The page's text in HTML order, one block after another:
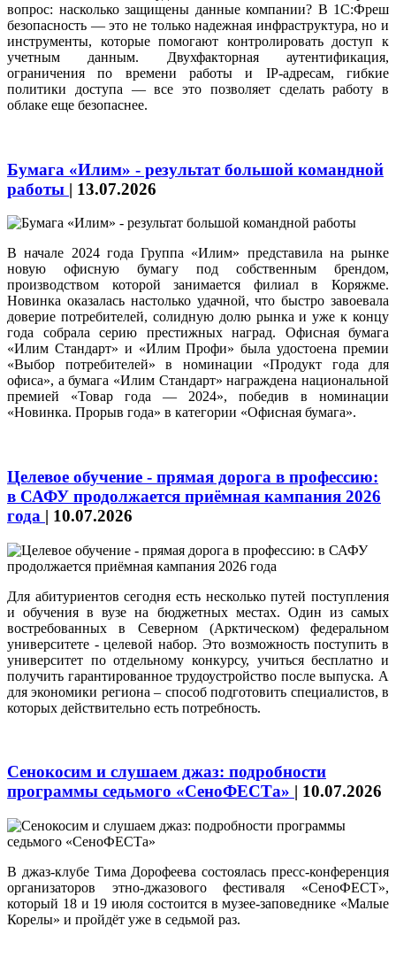
вопрос: насколько защищены данные компании? В 1С:Фреш
безопасность — это не только надежная инфраструктура, но и
инструменты, которые помогают контролировать доступ к
учетным данным. Двухфакторная аутентификация,
ограничения по времени работы и IP-адресам, гибкие
политики доступа — все это позволяет сделать работу в
облаке еще безопаснее.
Бумага «Илим» - результат большой командной
работы | 13.07.2026
В начале 2024 года Группа «Илим» представила на рынке
новую офисную бумагу под собственным брендом,
производством которой занимается филиал в Коряжме.
Новинка оказалась настолько удачной, что быстро завоевала
доверие потребителей, солидную долю рынка и уже к концу
года собрала серию престижных наград. Офисная бумага
«Илим Стандарт» и «Илим Профи» была удостоена премии
«Выбор потребителей» в номинации «Продукт года для
офиса», а бумага «Илим Стандарт» награждена национальной
премией «Товар года — 2024», победив в номинации
«Новинка. Прорыв года» в категории «Офисная бумага».
Целевое обучение - прямая дорога в профессию:
в САФУ продолжается приёмная кампания 2026
года | 10.07.2026
Для абитуриентов сегодня есть несколько путей поступления
и обучения в вузе на бюджетных местах. Один из самых
востребованных в Северном (Арктическом) федеральном
университете - целевой набор. Это возможность поступить в
университет по отдельному конкурсу, учиться бесплатно и
получить гарантированное трудоустройство после выпуска. А
для экономики региона – способ подготовить специалистов, в
которых действительно есть потребность.
Сенокосим и слушаем джаз: подробности
программы седьмого «СеноФЕСТа» | 10.07.2026
В джаз-клубе Тима Дорофеева состоялась пресс-конференция
организаторов этно-джазового фестиваля «СеноФЕСТ»,
который 18 и 19 июля состоится в музее-заповеднике «Малые
Корелы» и пройдёт уже в седьмой раз.